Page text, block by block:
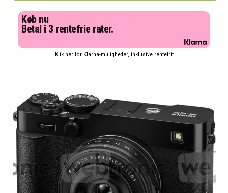
Køb nu
Betal i 3 rentefrie rater.
Klik her for Klarna-muligheder, inklusive rentefrit